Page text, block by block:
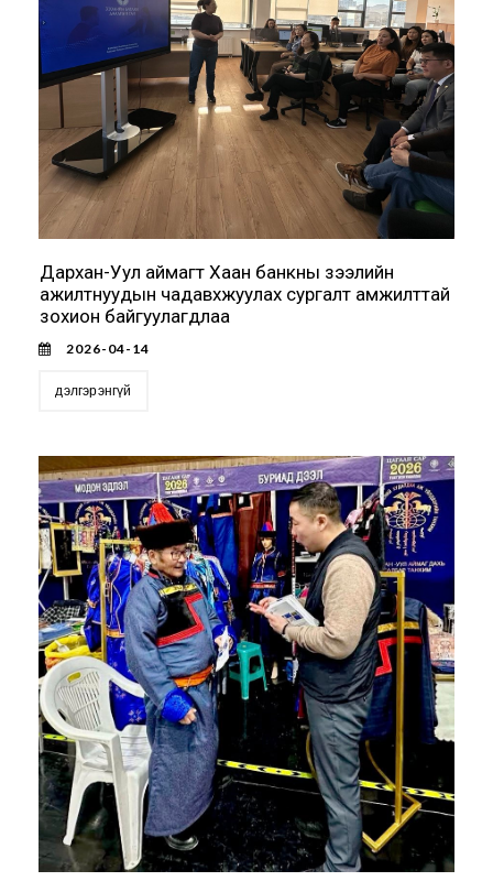
Дархан-Уул аймагт Хаан банкны зээлийн
ажилтнуудын чадавхжуулах сургалт амжилттай
зохион байгуулагдлаа
2026-04-14
дэлгэрэнгүй